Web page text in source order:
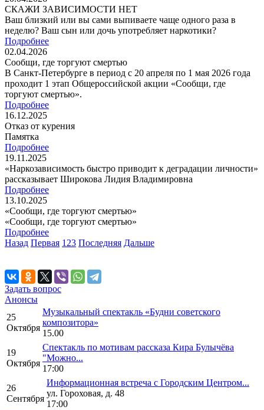
СКАЖИ ЗАВИСИМОСТИ НЕТ
Ваш близкий или вы сами выпиваете чаще одного раза в
неделю? Ваш сын или дочь употребляет наркотики?
Подробнее
02.04.2026
Сообщи, где торгуют смертью
В Санкт-Петербурге в период с 20 апреля по 1 мая 2026 года
проходит 1 этап Общероссийской акции «Сообщи, где
торгуют смертью».
Подробнее
16.12.2025
Отказ от курения
Памятка
Подробнее
19.11.2025
«Наркозависимость быстро приводит к деградации личности»
рассказывает Широкова Лидия Владимировна
Подробнее
13.10.2025
«Сообщи, где торгуют смертью»
«Сообщи, где торгуют смертью»
Подробнее
Назад Первая 1 23 Последняя Дальше
Задать вопрос
Анонсы
25
Октября
Музыкальный спектакль «Будни советского
композитора»
15.00
19
Октября
Спектакль по мотивам рассказа Кира Булычёва
"Можно...
17:00
26
Сентября
Информационная встреча с Городским Центром...
ул. Гороховая, д. 48
17:00